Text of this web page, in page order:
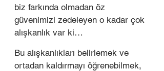
biz farkında olmadan öz
güvenimizi zedeleyen o kadar çok
alışkanlık var ki…
Bu alışkanlıkları belirlemek ve
ortadan kaldırmayı öğrenebilmek,